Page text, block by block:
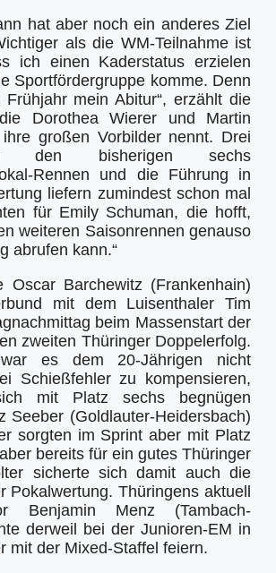
hat aber noch ein anderes Ziel
als die WM-Teilnahme ist
ich einen Kaderstatus erzielen
Sportfördergruppe komme. Denn
mein Abitur“, erzählt die
Dorothea Wierer und Martin
großen Vorbilder nennt. Drei
den bisherigen sechs
Rennen und die Führung in
liefern zumindest schon mal
für Emily Schuman, die hofft,
weiteren Saisonrennen genauso
abrufen kann.“
Oscar Barchewitz (Frankenhain)
mit dem Luisenthaler Tim
beim Massenstart der
zweiten Thüringer Doppelerfolg.
es dem 20-Jährigen nicht
Schießfehler zu kompensieren,
mit Platz sechs begnügen
Seeber (Goldlauter-Heidersbach)
sorgten im Sprint aber mit Platz
bereits für ein gutes Thüringer
sicherte sich damit auch die
Pokalwertung. Thüringens aktuell
Benjamin Menz (Tambach-
derweil bei der Junioren-EM in
mit der Mixed-Staffel feiern.